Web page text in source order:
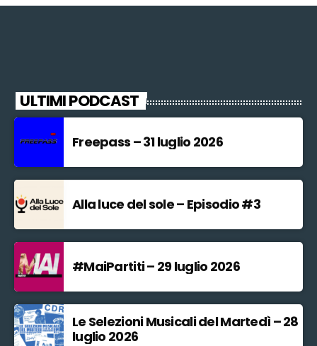
ULTIMI PODCAST
Freepass – 31 luglio 2026
Alla luce del sole – Episodio #3
#MaiPartiti – 29 luglio 2026
Le Selezioni Musicali del Martedì – 28
luglio 2026